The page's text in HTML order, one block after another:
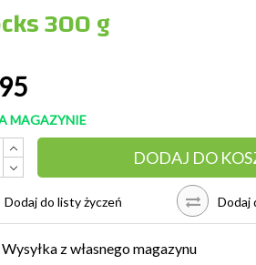
300 g
MAGAZYNIE
DODAJ DO
Dodaj do listy życzeń Dodaj
Wysyłka z własnego magazynu